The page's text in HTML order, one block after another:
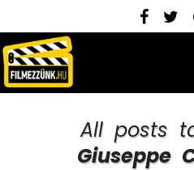
All posts
Giuseppe